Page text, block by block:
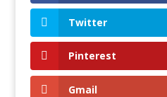
Twitter
Pinterest
Gmail